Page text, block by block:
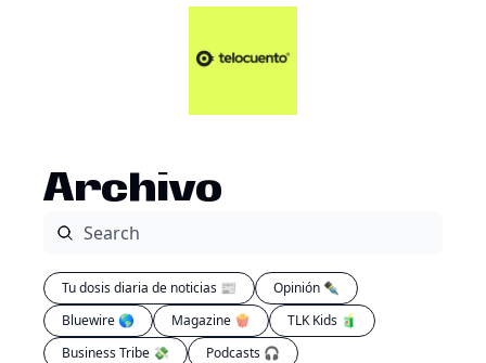
Artículos 📑
Plus 💎
Archivo
Tu dosis diaria de noticias 📰
Opinión ✒️
Bluewire 🌎
Magazine 🍿
TLK Kids 🧃
Business Tribe 💸
Podcasts 🎧